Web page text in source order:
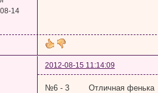
14
2012-08-15 11:14:09
№6 - 3 Отличная фенька